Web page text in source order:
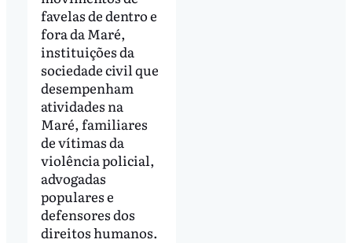
favelas de dentro e
fora da Maré,
instituições da
sociedade civil que
desempenham
atividades na
Maré, familiares
de vítimas da
violência policial,
advogadas
populares e
defensores dos
direitos humanos.